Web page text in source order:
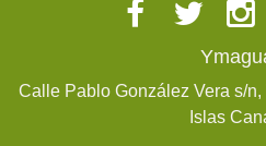
Calle Pablo González Vera s/
Islas